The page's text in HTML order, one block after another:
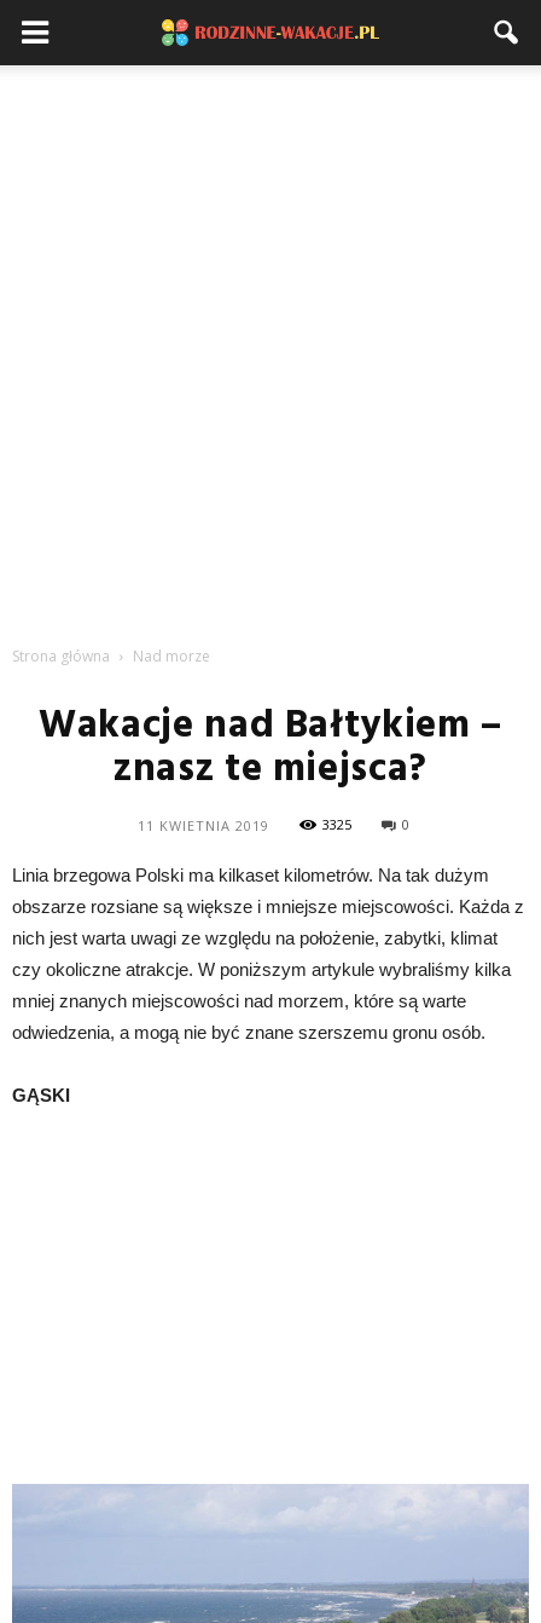
Strona główna Nad morze
Wakacje nad Bałtykiem –
znasz te miejsca?
11 KWIETNIA 2019 3325 0
Linia brzegowa Polski ma kilkaset kilometrów. Na tak dużym
obszarze rozsiane są większe i mniejsze miejscowości. Każda z
nich jest warta uwagi ze względu na położenie, zabytki, klimat
czy okoliczne atrakcje. W poniższym artykule wybraliśmy kilka
mniej znanych miejscowości nad morzem, które są warte
odwiedzenia, a mogą nie być znane szerszemu gronu osób.
GĄSKI